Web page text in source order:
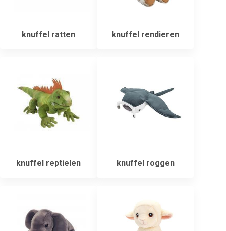
knuffel ratten knuffel rendieren
knuffel reptielen knuffel roggen